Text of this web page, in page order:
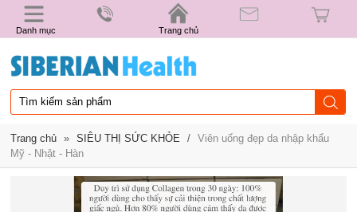
Danh mục Trang chủ
Trang chủ » SIÊU THỊ SỨC KHỎE /
Viên uống đẹp da nhập khẩu
Mỹ - Nhật - Hàn